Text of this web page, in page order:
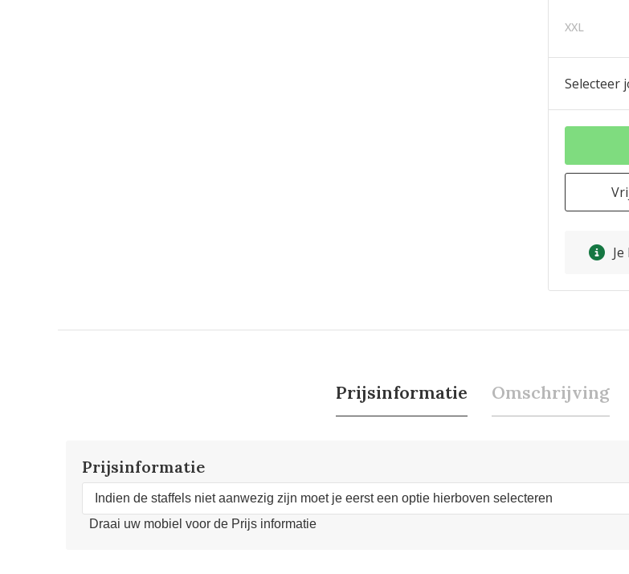
XXL
Selecteer
Prijsinformatie Omschrijving
Prijsinformatie
Indien de staffels niet aanwezig zijn moet je eerst een optie hierboven selecteren
Draai uw mobiel voor de Prijs informatie